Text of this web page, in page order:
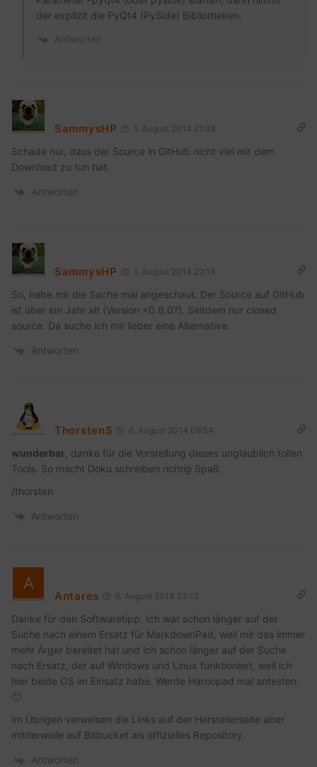
der explizit die PyQt4 (PySide) Bibliotheken.
Antworten
SammysHP 1. August 2014 21:38
Schade nur, dass der Source in GitHub nicht viel mit dem
Download zu tun hat.
Antworten
SammysHP 1. August 2014 22:18
So, habe mir die Sache mal angeschaut. Der Source auf GitHub
ist über ein Jahr alt (Version <0.6.0?). Seitdem nur closed
source. Da suche ich mir lieber eine Alternative.
Antworten
ThorstenS 6. August 2014 09:54
wunderbar , danke für die Vorstellung dieses unglaublich tollen
Tools. So macht Doku schreiben richtig Spaß.
/thorsten
Antworten
Antares 6. August 2014 23:15
Danke für den Softwaretipp. Ich war schon länger auf der
Suche nach einem Ersatz für MarkdownPad, weil mir das immer
mehr Ärger bereitet hat und ich schon länger auf der Suche
nach Ersatz, der auf Windows und Linux funktioniert, weil ich
hier beide OS im Einsatz habe. Werde Haroopad mal antesten.
🙂
Im Übrigen verweisen die Links auf der Herstellerseite aber
mittlerweile auf Bitbucket als offizielles Repository.
Antworten